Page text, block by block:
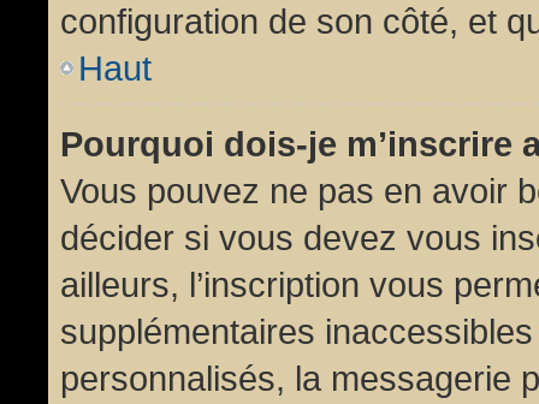
configuration de son côté, et
Haut
Pourquoi dois-je m’inscrire
Vous pouvez ne pas en avoir
décider si vous devez vous
ailleurs, l’inscription vous
supplémentaires
personnalisés, la messagerie